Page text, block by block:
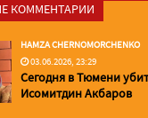
КОММЕНТАРИИ
HAMZA CHERNOMORCHENKO
03.06.2026, 23:29
Сегодня в Тюмени убит
Исомитдин Акбаров